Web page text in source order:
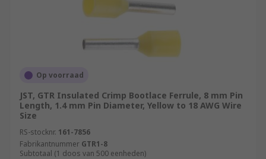
Op voorraad
JST, GTR Insulated Crimp Bootlace Ferrule, 8 mm Pin
Length, 1.4 mm Pin Diameter, Yellow to 18 AWG Wire
Size
RS-stocknr. 161-7856
Fabrikantnummer GTR1-8
Subtotaal (1 doos van 500 eenheden)